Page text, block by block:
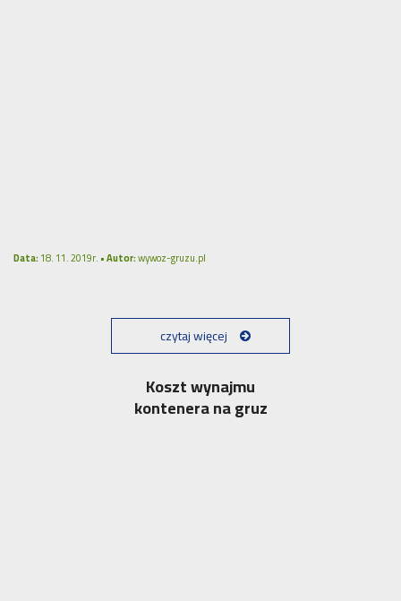
Data:18. 11. 2019r. •Autor:wywoz-gruzu.pl
czytaj więcej
Koszt wynajmu
kontenera na gruz